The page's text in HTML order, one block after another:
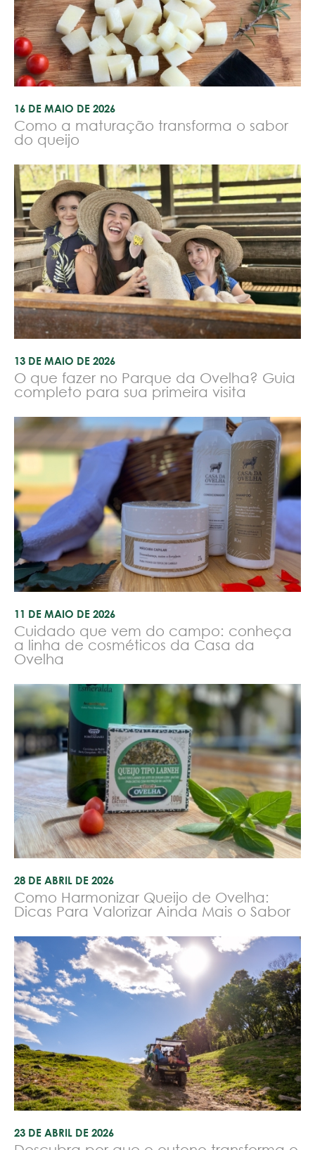
16 DE MAIO DE 2026
Como a maturação transforma o sabor
do queijo
13 DE MAIO DE 2026
O que fazer no Parque da Ovelha? Guia
completo para sua primeira visita
11 DE MAIO DE 2026
Cuidado que vem do campo: conheça
a linha de cosméticos da Casa da
Ovelha
28 DE ABRIL DE 2026
Como Harmonizar Queijo de Ovelha:
Dicas Para Valorizar Ainda Mais o Sabor
23 DE ABRIL DE 2026